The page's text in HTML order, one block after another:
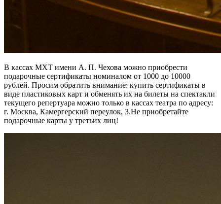
В кассах МХТ имени А. П. Чехова можно приобрести
подарочные сертификаты номиналом от 1000 до 10000
рублей. Просим обратить внимание: купить сертификаты в
виде пластиковых карт и обменять их на билеты на спектакли
текущего репертуара можно только в кассах театра по адресу:
г. Москва, Камергерский переулок, 3.Не приобретайте
подарочные карты у третьих лиц!